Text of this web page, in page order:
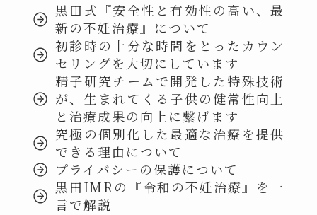
黒田式『安全性と有効性の高い、最
新の不妊治療』について
初診時の十分な時間をとったカウン
セリングを大切にしています
精子研究チームで開発した特殊技術
が、生まれてくる子供の健常性向上
と治療成果の向上に繋げます
究極の個別化した最適な治療を提供
できる理由について
プライバシーの保護について
黒田IMRの『令和の不妊治療』を一
言で解説